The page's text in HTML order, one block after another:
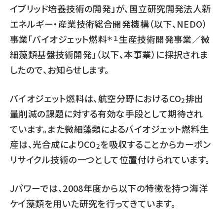
イブリッド培養技術の開発」が、国立研究開発法人新
エネルギー・産業技術総合開発機構（以下、NEDO）
事業「バイオジェット燃料＊１生産技術開発事業／微
細藻類基盤技術開発」（以下、本事業）に採択されま
したので、お知らせします。
バイオジェット燃料は、航空分野におけるCO2排出
量削減の課題に対する有効な手段として期待され
ています。また微細藻類によるバイオジェット燃料生
産は、光合成によりCO2を吸収することからカーボン
リサイクル技術の一つとして位置付けられています。
Jパワーでは、2008年度から以下の特徴を持つ海洋
ケイ藻類を用いた研究を行ってきています。